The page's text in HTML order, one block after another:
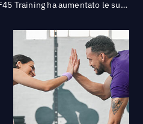
In che modo F45 Training ha aumentato le sue impressioni di ricerca del 148% su base annua